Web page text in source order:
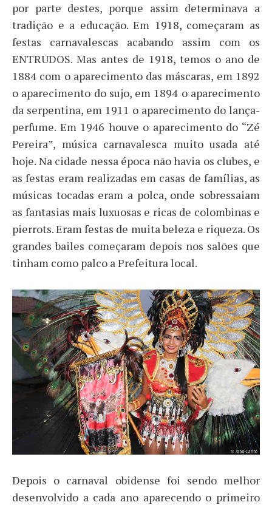
por parte destes, porque assim determinava a
tradição e a educação. Em 1918, começaram as
festas carnavalescas acabando assim com os
ENTRUDOS. Mas antes de 1918, temos o ano de
1884 com o aparecimento das máscaras, em 1892
o aparecimento do sujo, em 1894 o aparecimento
da serpentina, em 1911 o aparecimento do lança-
perfume. Em 1946 houve o aparecimento do “Zé
Pereira”, música carnavalesca muito usada até
hoje. Na cidade nessa época não havia os clubes, e
as festas eram realizadas em casas de famílias, as
músicas tocadas eram a polca, onde sobressaiam
as fantasias mais luxuosas e ricas de colombinas e
pierrots. Eram festas de muita beleza e riqueza. Os
grandes bailes começaram depois nos salões que
tinham como palco a Prefeitura local.
Depois o carnaval obidense foi sendo melhor
desenvolvido a cada ano aparecendo o primeiro